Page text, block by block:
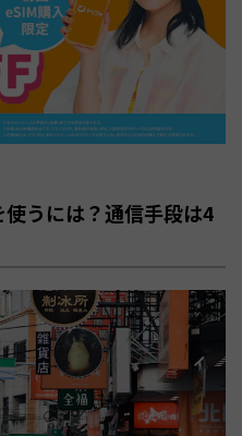
うには？通信手段は4